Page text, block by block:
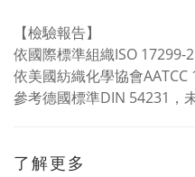
【檢驗報告】
依國際標準組織ISO 17299-
依美國紡織化學協會
參考德國標準DIN 54231，
了解更多